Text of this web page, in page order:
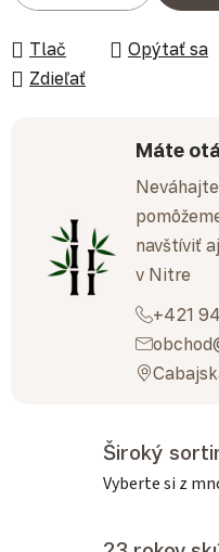
Tlač Opýtať sa
Zdieľať
Máte
navštíviť
v Nitre
+421
Široký
Vyberte si z